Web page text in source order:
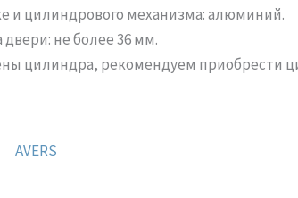
и цилиндрового механизма: алюминий.
не более 36 мм.
цилиндра, рекомендуем приобрести
AVERS